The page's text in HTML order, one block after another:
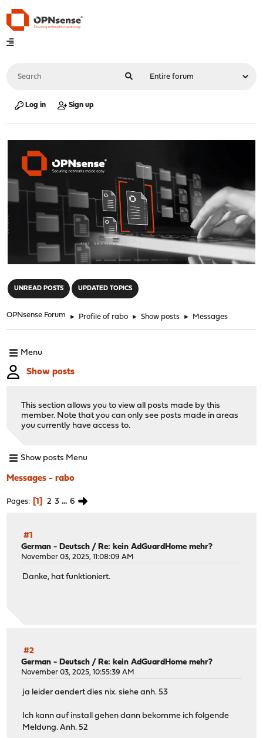
Log in Sign up
UNREAD POSTS UPDATED TOPICS
OPNsense Forum ► Profile of rabo ► Show posts ► Messages
Menu
Show posts
This section allows you to view all posts made by this
member. Note that you can only see posts made in areas
you currently have access to.
Show posts Menu
Messages - rabo
Pages 1 2 3 ... 6
#1
German - Deutsch / Re: kein AdGuardHome mehr?
November 03, 2025, 11:08:09 AM
Danke, hat funktioniert.
#2
German - Deutsch / Re: kein AdGuardHome mehr?
November 03, 2025, 10:55:39 AM
ja leider aendert dies nix. siehe anh. 53
Ich kann auf install gehen dann bekomme ich folgende
Meldung. Anh. 52